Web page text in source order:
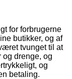
for forbrugerne
butikker, og af
tvunget til at
og drenge, og
og
betaling.